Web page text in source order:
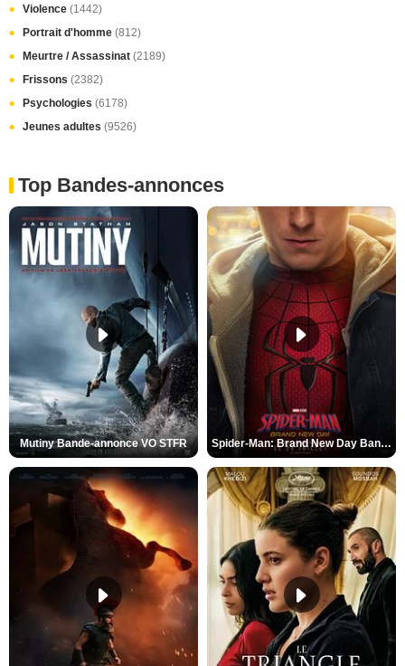
Violence (1442)
Portrait d'homme (812)
Meurtre / Assassinat (2189)
Frissons (2382)
Psychologies (6178)
Jeunes adultes (9526)
Top Bandes-annonces
Mutiny Bande-annonce VO STFR Spider-Man: Brand New Day Bande-annonce VO STFR